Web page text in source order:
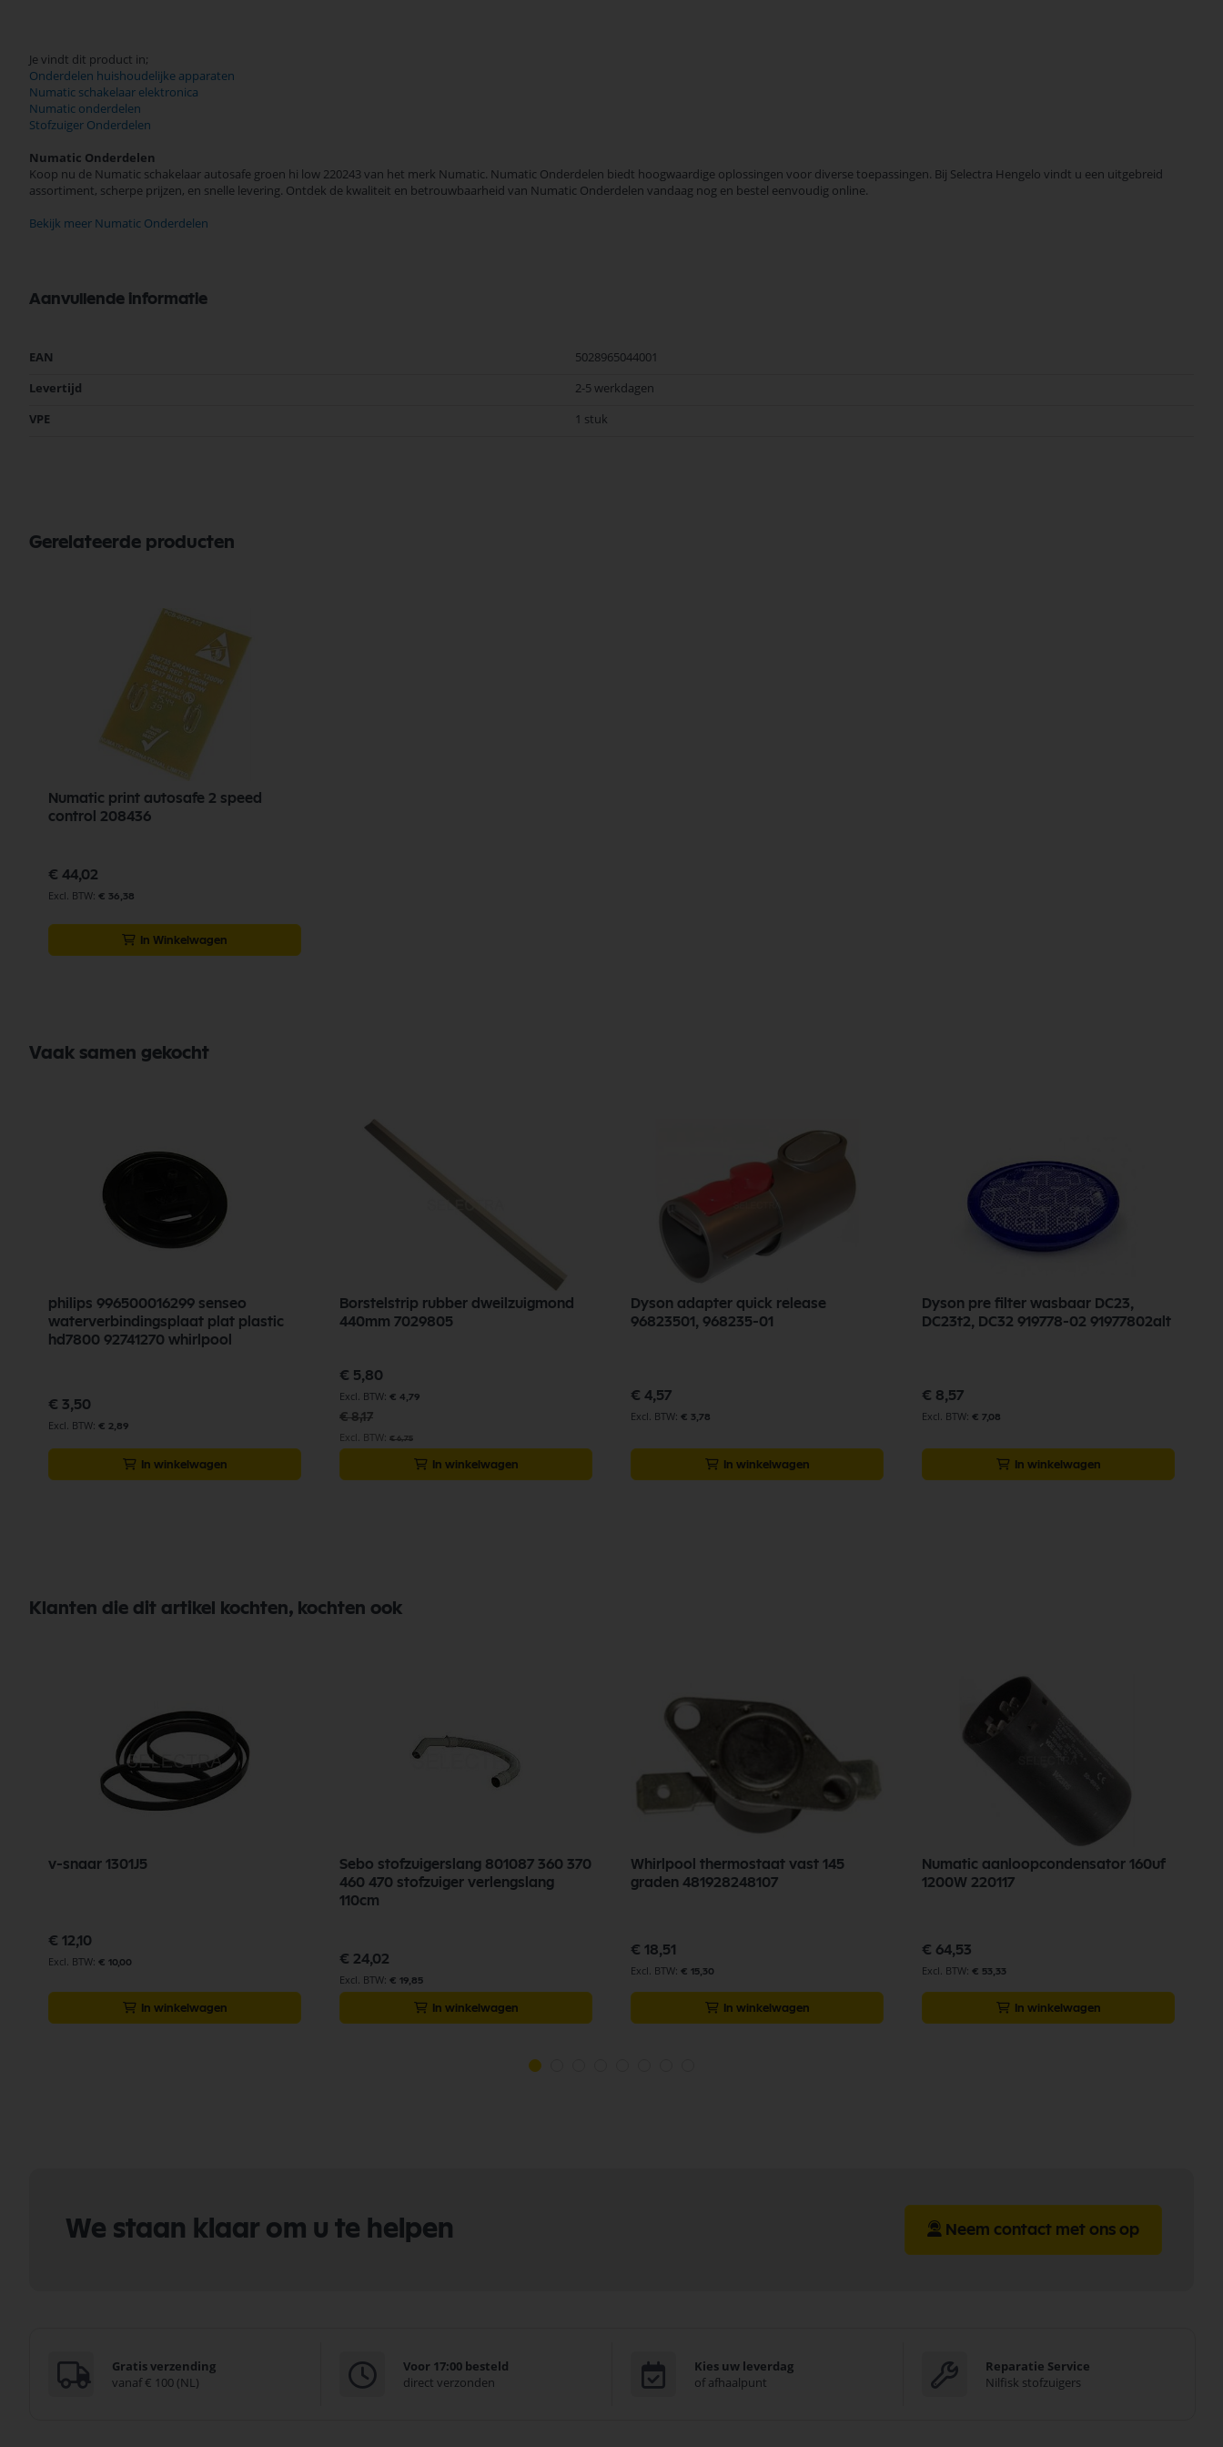
Je vindt dit product in;
Onderdelen huishoudelijke apparaten
Numatic schakelaar elektronica
Numatic onderdelen
Stofzuiger Onderdelen
Numatic Onderdelen
Koop nu de Numatic schakelaar autosafe groen hi low 220243 van het merk Numatic. Numatic Onderdelen biedt hoogwaardige oplossingen voor diverse toepassingen. Bij Selectra Hengelo vindt u een uitgebreid
assortiment, scherpe prijzen, en snelle levering. Ontdek de kwaliteit en betrouwbaarheid van Numatic Onderdelen vandaag nog en bestel eenvoudig online.
Bekijk meer Numatic Onderdelen
Aanvullende informatie
Meer
EAN
5028965044001
Levertijd
2-5 werkdagen
VPE
1 stuk
Gerelateerde producten
Numatic print autosafe 2 speed
control 208436
€ 44,02
€ 36,38
In Winkelwagen
Vaak samen gekocht
philips 996500016299 senseo
waterverbindingsplaat plat plastic
hd7800 92741270 whirlpool
€ 3,50
€ 2,89
In winkelwagen
Borstelstrip rubber dweilzuigmond
440mm 7029805
Speciale
prijs
€ 5,80
€ 4,79
€ 8,17
€ 6,75
In winkelwagen
Dyson adapter quick release
96823501, 968235-01
€ 4,57
€ 3,78
In winkelwagen
Dyson pre filter wasbaar DC23,
DC23t2, DC32 919778-02 91977802alt
€ 8,57
€ 7,08
In winkelwagen
Klanten die dit artikel kochten, kochten ook
v-snaar 1301J5
€ 12,10
€ 10,00
In winkelwagen
Sebo stofzuigerslang 801087 360 370
460 470 stofzuiger verlengslang
110cm
€ 24,02
€ 19,85
In winkelwagen
Whirlpool thermostaat vast 145
graden 481928248107
€ 18,51
€ 15,30
In winkelwagen
Numatic aanloopcondensator 160uf
1200W 220117
€ 64,53
€ 53,33
In winkelwagen
We staan klaar om u te helpen Neem contact met ons op
Gratis verzending
vanaf € 100 (NL)
Voor 17:00 besteld
direct verzonden
Kies uw leverdag
of afhaalpunt
Reparatie Service
Nilfisk stofzuigers